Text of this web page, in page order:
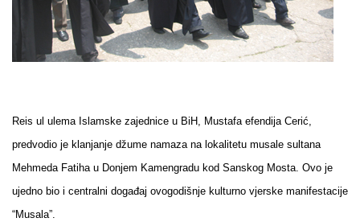
Reis ul ulema Islamske zajednice u BiH, Mustafa efendija Cerić,
predvodio je klanjanje džume namaza na lokalitetu musale sultana
Mehmeda Fatiha u Donjem Kamengradu kod Sanskog Mosta. Ovo je
ujedno bio i centralni događaj ovogodišnje kulturno vjerske manifestacije
“Musala”.